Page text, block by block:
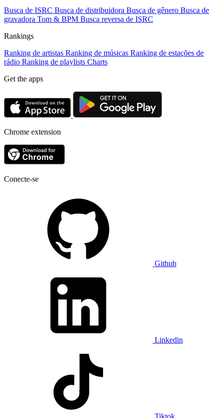
Busca de ISRC Busca de distribuidora Busca de gênero Busca de
gravadora Tom & BPM Busca reversa de ISRC
Rankings
Ranking de artistas Ranking de músicas Ranking de estações de
rádio Ranking de playlists Charts
Get the apps
Chrome extension
Conecte-se
Github
Linkedin
Tiktok